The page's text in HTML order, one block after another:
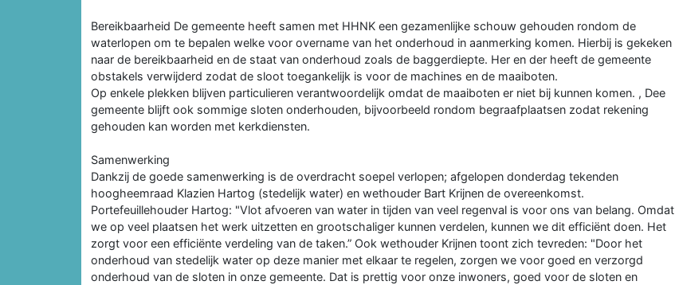
Bereikbaarheid De gemeente heeft samen met HHNK een gezamenlijke schouw gehouden rondom de
waterlopen om te bepalen welke voor overname van het onderhoud in aanmerking komen. Hierbij is gekeken
naar de bereikbaarheid en de staat van onderhoud zoals de baggerdiepte. Her en der heeft de gemeente
obstakels verwijderd zodat de sloot toegankelijk is voor de machines en de maaiboten.
Op enkele plekken blijven particulieren verantwoordelijk omdat de maaiboten er niet bij kunnen komen. , Dee
gemeente blijft ook sommige sloten onderhouden, bijvoorbeeld rondom begraafplaatsen zodat rekening
gehouden kan worden met kerkdiensten.
Samenwerking
Dankzij de goede samenwerking is de overdracht soepel verlopen; afgelopen donderdag tekenden
hoogheemraad Klazien Hartog (stedelijk water) en wethouder Bart Krijnen de overeenkomst.
Portefeuillehouder Hartog: "Vlot afvoeren van water in tijden van veel regenval is voor ons van belang. Omdat
we op veel plaatsen het werk uitzetten en grootschaliger kunnen verdelen, kunnen we dit efficiënt doen. Het
zorgt voor een efficiënte verdeling van de taken.” Ook wethouder Krijnen toont zich tevreden: "Door het
onderhoud van stedelijk water op deze manier met elkaar te regelen, zorgen we voor goed en verzorgd
onderhoud van de sloten in onze gemeente. Dat is prettig voor onze inwoners, goed voor de sloten en